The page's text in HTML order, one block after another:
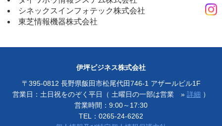
シネックスインフォテック株式会社
東芝情報機器株式会社
伊坪ビジネス株式会社
〒395-0812 長野県飯田市松尾代田746-1 アザールビル1F
営業日：土日祝をのぞく平日（ 土曜日の一部は営業 » 詳細 ）
営業時間：9:00～17:30
TEL： 0265-24-6262